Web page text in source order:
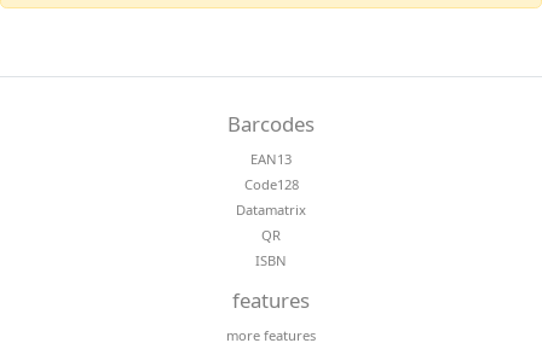
Barcodes
EAN13
Code128
Datamatrix
QR
ISBN
features
more features